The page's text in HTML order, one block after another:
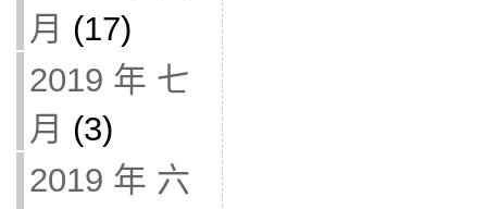
月 (17)
2019 年 七
月 (3)
2019 年 六